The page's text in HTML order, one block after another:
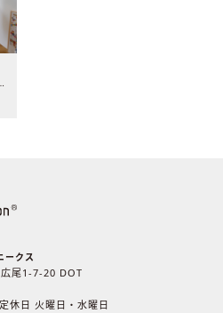
届け。リノベーションを..
ークス
尾1-7-20 DOT
日 火曜日・水曜日